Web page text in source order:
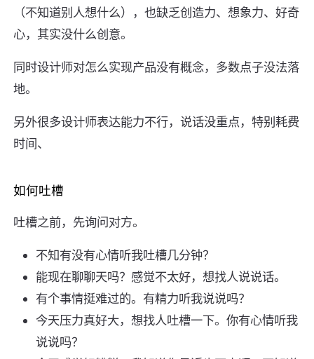
（不知道别人想什么），也缺乏创造力、想象力、好奇
心，其实没什么创意。
同时设计师对怎么实现产品没有概念，多数点子没法落
地。
另外很多设计师表达能力不行，说话没重点，特别耗费
时间、
如何吐槽
吐槽之前，先询问对方。
不知有没有心情听我吐槽几分钟？
能现在聊聊天吗？感觉不太好，想找人说说话。
有个事情挺难过的。有精力听我说说吗？
今天压力真好大，想找人吐槽一下。你有心情听我
说说吗？